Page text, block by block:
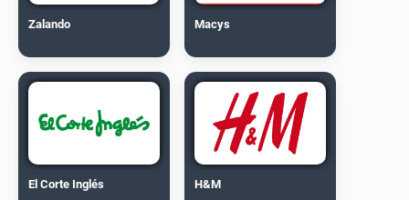
Zalando Macys
El Corte Inglés H&M